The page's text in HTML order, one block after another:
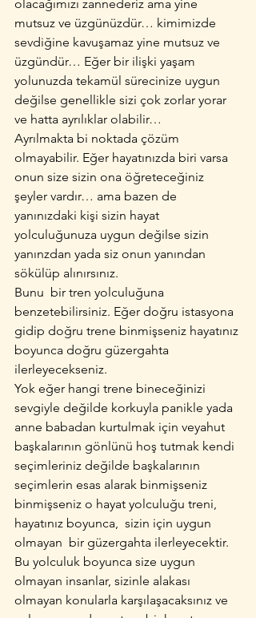
olacağımızı zannederiz ama yine
mutsuz ve üzgünüzdür… kimimizde
sevdiğine kavuşamaz yine mutsuz ve
üzgündür… Eğer bir ilişki yaşam
yolunuzda tekamül sürecinize uygun
değilse genellikle sizi çok zorlar yorar
ve hatta ayrılıklar olabilir…
Ayrılmakta bi noktada çözüm
olmayabilir. Eğer hayatınızda biri varsa
onun size sizin ona öğreteceğiniz
şeyler vardır… ama bazen de
yanınızdaki kişi sizin hayat
yolculuğunuza uygun değilse sizin
yanınzdan yada siz onun yanından
sökülüp alınırsınız.
Bunu  bir tren yolculuğuna
benzetebilirsiniz. Eğer doğru istasyona
gidip doğru trene binmişseniz hayatınız
boyunca doğru güzergahta
ilerleyecekseniz.
Yok eğer hangi trene bineceğinizi
sevgiyle değilde korkuyla panikle yada
anne babadan kurtulmak için veyahut
başkalarının gönlünü hoş tutmak kendi
seçimleriniz değilde başkalarının
seçimlerin esas alarak binmişseniz
binmişseniz o hayat yolculuğu treni,
hayatınız boyunca,  sizin için uygun
olmayan  bir güzergahta ilerleyecektir.
Bu yolculuk boyunca size uygun
olmayan insanlar, sizinle alakası
olmayan konularla karşılaşacaksınız ve